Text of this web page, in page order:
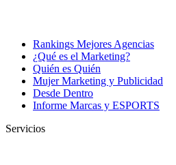
Rankings Mejores Agencias
¿Qué es el Marketing?
Quién es Quién
Mujer Marketing y Publicidad
Desde Dentro
Informe Marcas y ESPORTS
Servicios